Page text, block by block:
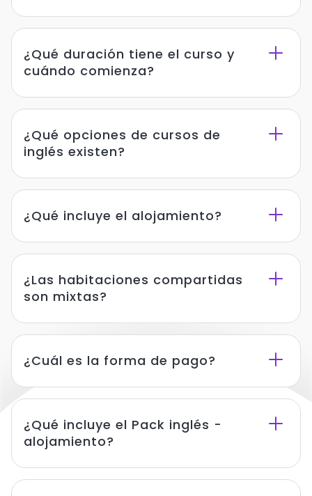
¿Qué duración tiene el curso y
cuándo comienza?
¿Qué opciones de cursos de
inglés existen?
¿Qué incluye el alojamiento?
¿Las habitaciones compartidas
son mixtas?
¿Cuál es la forma de pago?
¿Qué incluye el Pack inglés -
alojamiento?